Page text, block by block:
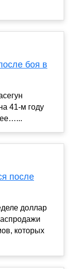
боя в
41‑м году
после
доллар
которых